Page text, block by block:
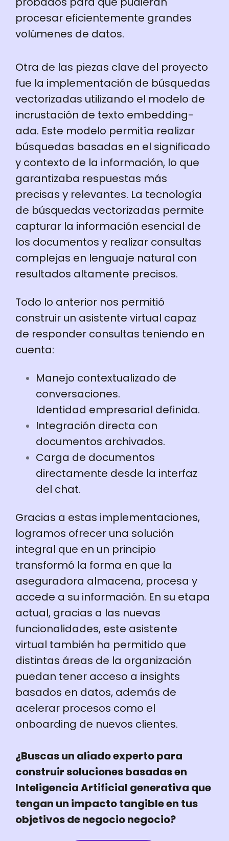
procesar eficientemente grandes
volúmenes de datos.
Otra de las piezas clave del proyecto
fue la implementación de búsquedas
vectorizadas utilizando el modelo de
incrustación de texto embedding-
ada. Este modelo permitía realizar
búsquedas basadas en el significado
y contexto de la información, lo que
garantizaba respuestas más
precisas y relevantes. La tecnología
de búsquedas vectorizadas permite
capturar la información esencial de
los documentos y realizar consultas
complejas en lenguaje natural con
resultados altamente precisos.
Todo lo anterior nos permitió
construir un asistente virtual capaz
de responder consultas teniendo en
cuenta:
Manejo contextualizado de
conversaciones.
Identidad empresarial definida.
Integración directa con
documentos archivados.
Carga de documentos
directamente desde la interfaz
del chat.
Gracias a estas implementaciones,
logramos ofrecer una solución
integral que en un principio
transformó la forma en que la
aseguradora almacena, procesa y
accede a su información. En su etapa
actual, gracias a las nuevas
funcionalidades, este asistente
virtual también ha permitido que
distintas áreas de la organización
puedan tener acceso a insights
basados en datos, además de
acelerar procesos como el
onboarding de nuevos clientes.
¿Buscas un aliado experto para
construir soluciones basadas en
Inteligencia Artificial generativa que
tengan un impacto tangible en tus
objetivos de negocio negocio?